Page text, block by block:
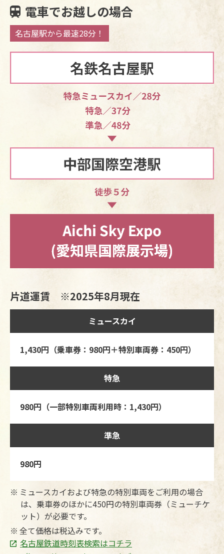
電車でお越しの場合
名古屋駅から最速28分！
片道運賃 ※2025年8月現在
ミュースカイ
1,430円（乗車券：980円＋特別車両券：450円）
特急
980円（一部特別車両利用時：1,430円）
準急
980円
ミュースカイおよび特急の特別車両をご利用の場合
は、乗車券のほかに450円の特別車両券（ミューチケ
ット）が必要です。
全て価格は税込みです。
名古屋鉄道時刻表検索はコチラ